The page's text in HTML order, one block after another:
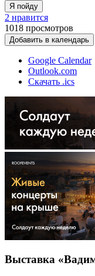
Я пойду
2 нравится
1018 просмотров
Добавить в календарь
Google Calendar
Outlook.com
Скачать .ics
Выставка